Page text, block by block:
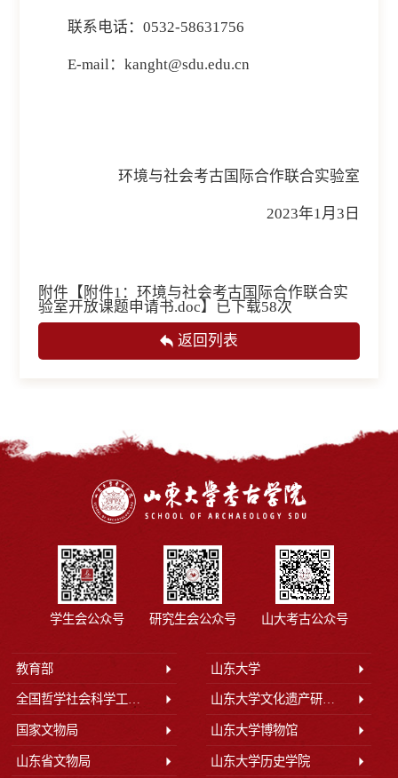
联系电话：0532-58631756
E-mail：kanght@sdu.edu.cn
环境与社会考古国际合作联合实验室
2023年1月3日
附件【 附件1：环境与社会考古国际合作联合实
验室开放课题申请书.doc】已下载58次
返回列表
学生会公众号 研究生会公众号 山大考古公众号
教育部 山东大学
山东大学文化遗产研究院
国家文物局 山东大学博物馆
山东省文物局 山东大学历史学院